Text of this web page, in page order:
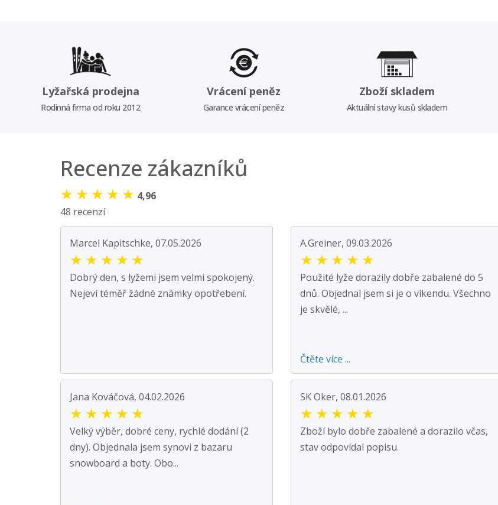
Lyžařská prodejna
Rodinná firma od roku 2012
Vrácení peněz
Garance vrácení peněz
Zboží skladem
Aktuální stavy kusů skladem
Recenze zákazníků
★ ★ ★ ★ ★ 4,96
48 recenzí
Marcel Kapitschke, 07.05.2026
★ ★ ★ ★ ★
Dobrý den, s lyžemi jsem velmi spokojený.
Nejeví téměř žádné známky opotřebení.
A.Greiner, 09.03.2026
★ ★ ★ ★ ★
Použité lyže dorazily dobře zabalené do 5
dnů. Objednal jsem si je o víkendu. Všechno
je skvělé, ...
Čtěte více ...
Jana Kováčová, 04.02.2026
★ ★ ★ ★ ★
Velký výběr, dobré ceny, rychlé dodání (2
dny). Objednala jsem synovi z bazaru
snowboard a boty. Obo...
SK Oker, 08.01.2026
★ ★ ★ ★ ★
Zboží bylo dobře zabalené a dorazilo včas,
stav odpovídal popisu.